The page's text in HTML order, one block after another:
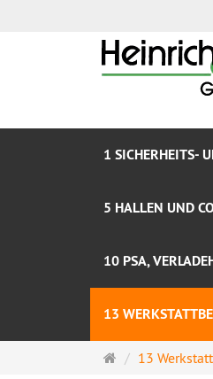
1 SICHERHEITS-
5 HALLEN UND
10 PSA,
13
Startseite
13